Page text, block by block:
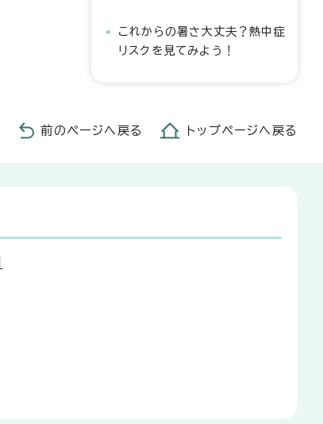
これからの暑さ大丈夫？熱中症
リスクを見てみよう！
前のページへ戻る トップページへ戻る